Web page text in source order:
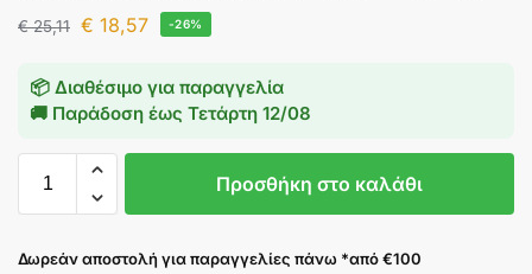
€25,11 € 18,57 -26%
📦 Διαθέσιμο για παραγγελία
🚚 Παράδοση έως Τετάρτη 12/08
Προσθήκη στο καλάθι
Δωρεάν αποστολή για παραγγελίες πάνω *από €100